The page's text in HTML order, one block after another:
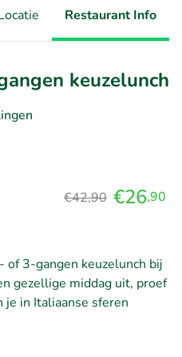
Restaurant Info
keuzelunch
€42,90 €26,90
of 3-gangen keuzelunch bij
gezellige middag uit, proef
je in Italiaanse sferen